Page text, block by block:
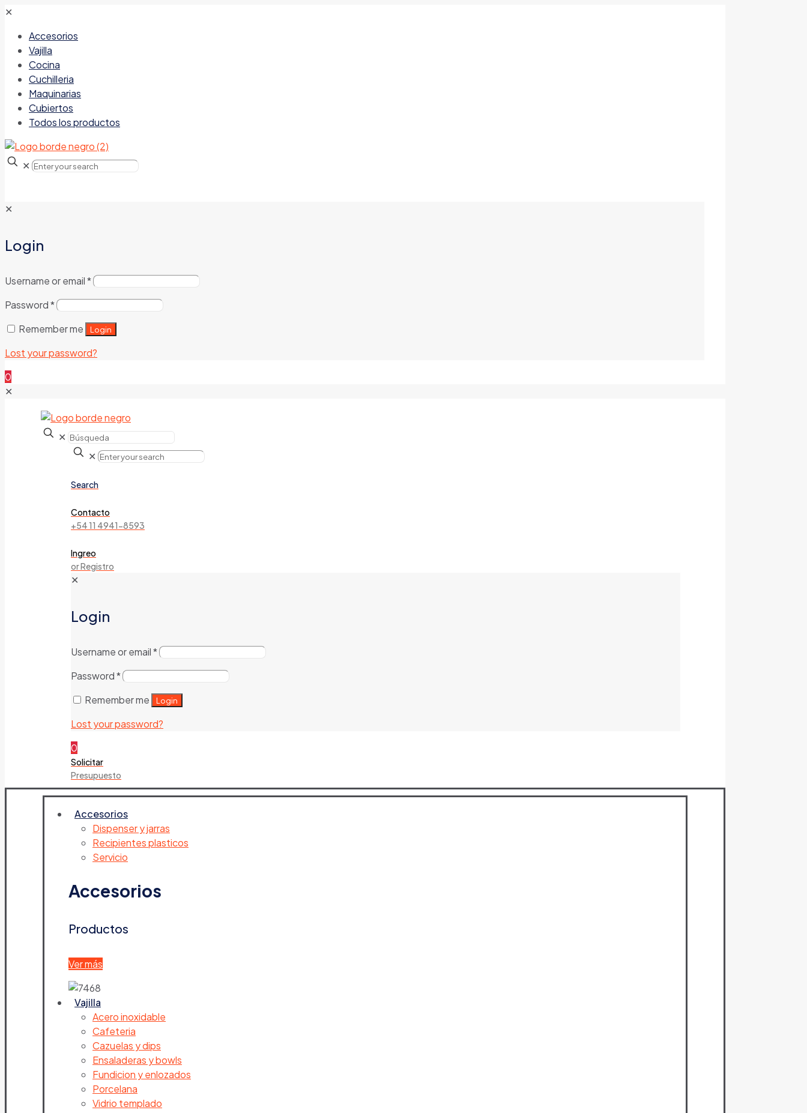
✕
Accesorios
Vajilla
Cocina
Cuchilleria
Maquinarias
Cubiertos
Todos los productos
✕
✕
Login
Username or email*
Password*
Remember me
Login
Lost your password?
0
✕
✕
✕
Search
Contacto
+54 11 4941-8593
Ingreo
or Registro
✕
Login
Username or email*
Password*
Remember me
Login
Lost your password?
0
Solicitar
Presupuesto
Accesorios
Dispenser y jarras
Recipientes plasticos
Servicio
Accesorios
Productos
Ver más
Vajilla
Acero inoxidable
Cafeteria
Cazuelas y dips
Ensaladeras y bowls
Fundicion y enlozados
Porcelana
Vidrio templado